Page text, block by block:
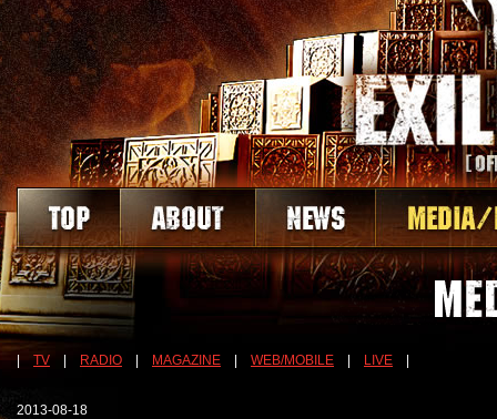
| TV RADIO MAGAZINE WEB/MOBILE LIVE
2013-08-18